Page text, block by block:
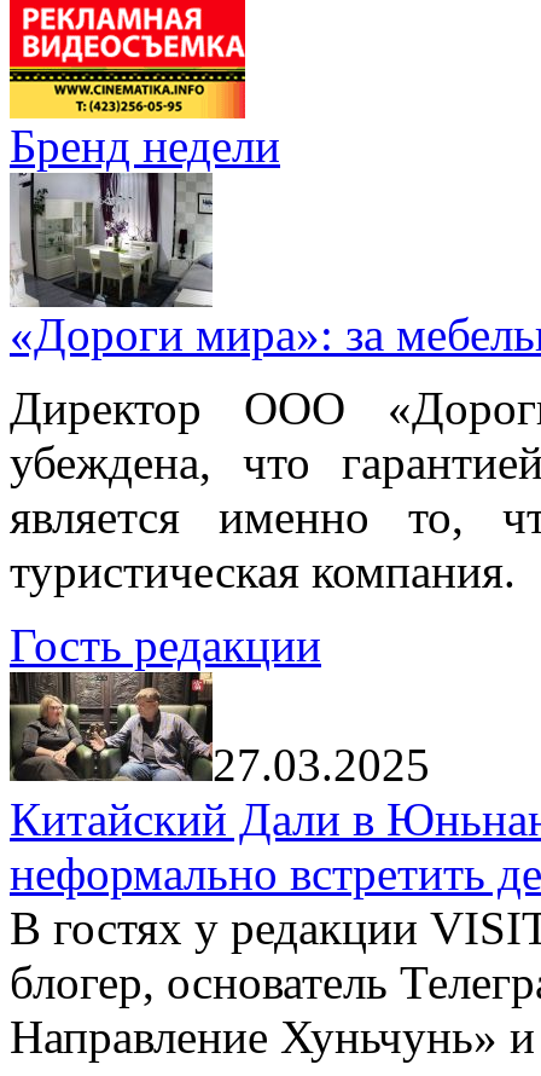
Бренд недели
«Дороги мира»: за
Директор ООО
убеждена, что
является именно то,
туристическая компания.
Гость редакции
27.03.2025
Китайский Дали в
неформально встретить
В гостях у редакции
блогер, основатель
Направление Хуньчунь»